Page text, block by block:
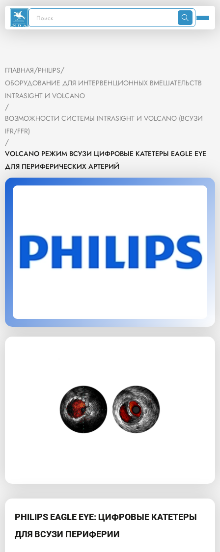
ГЛАВНАЯ/PHILIPS/
ОБОРУДОВАНИЕ ДЛЯ ИНТЕРВЕНЦИОННЫХ ВМЕШАТЕЛЬСТВ
INTRASIGHT И VOLCANO
/
ВОЗМОЖНОСТИ СИСТЕМЫ INTRASIGHT И VOLCANO (ВСУЗИ
IFR/FFR)
/
VOLCANO РЕЖИМ ВСУЗИ ЦИФРОВЫЕ КАТЕТЕРЫ EAGLE EYE
ДЛЯ ПЕРИФЕРИЧЕСКИХ АРТЕРИЙ
PHILIPS EAGLE EYE: ЦИФРОВЫЕ КАТЕТЕРЫ
ДЛЯ ВСУЗИ ПЕРИФЕРИИ